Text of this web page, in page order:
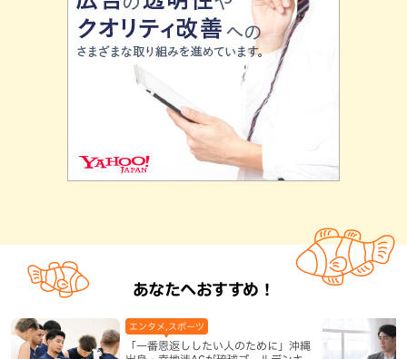
あなたへおすすめ！
「一番恩返ししたい人のために」沖縄
エンタメ,スポーツ